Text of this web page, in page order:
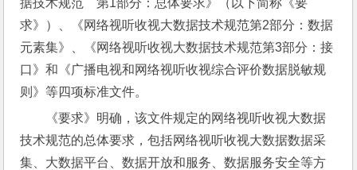
据技术规范　第1部分：总体要求》（以下简称《要
求》）、《网络视听收视大数据技术规范第2部分：数据
元素集》、《网络视听收视大数据技术规范第3部分：接
口》和《广播电视和网络视听收视综合评价数据脱敏规
则》等四项标准文件。
《要求》明确，该文件规定的网络视听收视大数据
技术规范的总体要求，包括网络视听收视大数据数据采
集、大数据平台、数据开放和服务、数据服务安全等方